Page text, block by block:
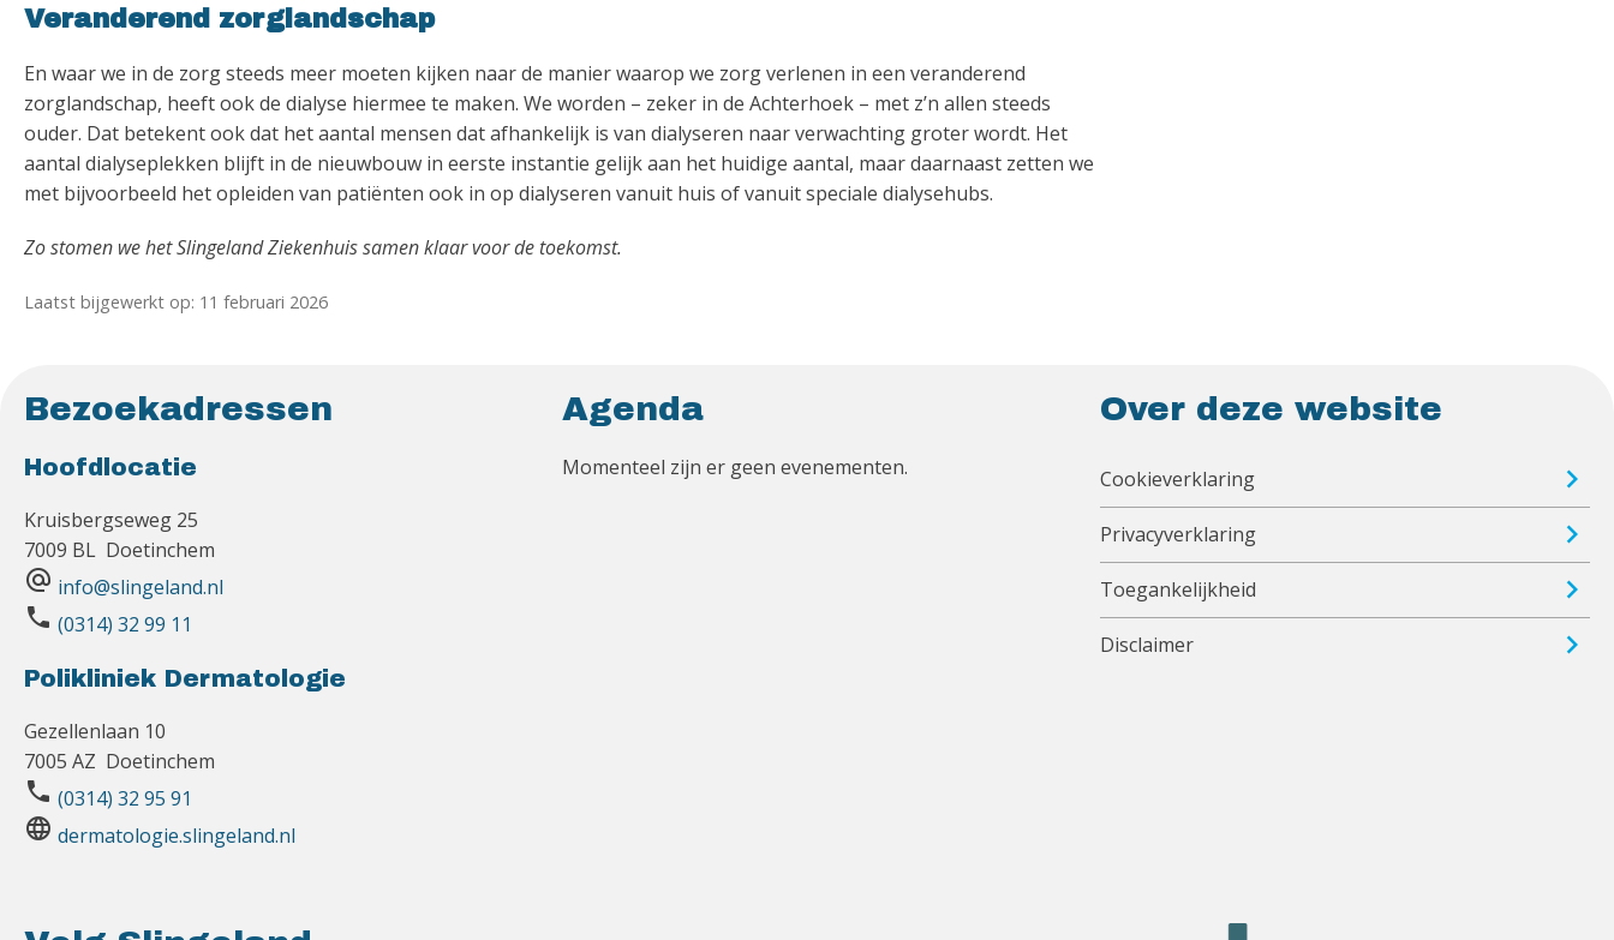
Veranderend zorglandschap
En waar we in de zorg steeds meer moeten kijken naar de manier waarop we zorg verlenen in een veranderend
zorglandschap, heeft ook de dialyse hiermee te maken. We worden – zeker in de Achterhoek – met z’n allen steeds
ouder. Dat betekent ook dat het aantal mensen dat afhankelijk is van dialyseren naar verwachting groter wordt. Het
aantal dialyseplekken blijft in de nieuwbouw in eerste instantie gelijk aan het huidige aantal, maar daarnaast zetten we
met bijvoorbeeld het opleiden van patiënten ook in op dialyseren vanuit huis of vanuit speciale dialysehubs.
Zo stomen we het Slingeland Ziekenhuis samen klaar voor de toekomst.
Laatst bijgewerkt op: 11 februari 2026
Bezoekadressen
Hoofdlocatie
Kruisbergseweg 25
7009 BL Doetinchem
alternate_email info@slingeland.nl
phone (0314) 32 99 11
Polikliniek Dermatologie
Gezellenlaan 10
7005 AZ Doetinchem
phone (0314) 32 95 91
language dermatologie.slingeland.nl
Agenda
Momenteel zijn er geen evenementen.
Over deze website
Cookieverklaring
Privacyverklaring
Toegankelijkheid
Disclaimer